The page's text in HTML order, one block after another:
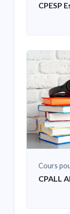
CPESP
Cours
CPALL